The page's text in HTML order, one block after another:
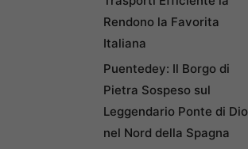
Rendono la Favorita
Italiana
Puentedey: Il Borgo di
Pietra Sospeso sul
Leggendario Ponte di Dio
nel Nord della Spagna